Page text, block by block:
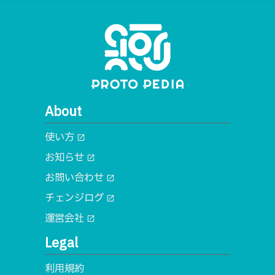
About
使い方 open_in_new
お知らせ open_in_new
お問い合わせ open_in_new
チェンジログ open_in_new
運営会社 open_in_new
Legal
利用規約